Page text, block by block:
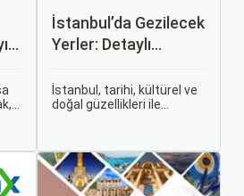
İstanbul’da Gezilecek
Yerler: Detaylı
İstanbul, tarihi, kültürel ve
doğal güzellikleri ile
binlerce yıllık tarihine
rağmen modern dünyanın
dinamikleriyle uyum içinde